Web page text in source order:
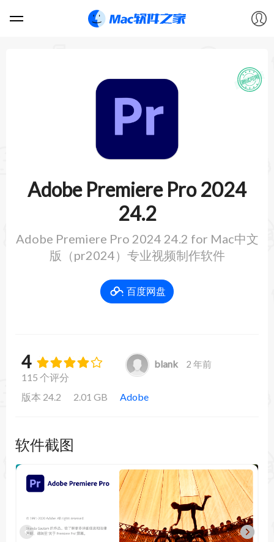
上传
Adobe Premiere Pro 2024
24.2
Adobe Premiere Pro 2024 24.2 for Mac中文
版（pr2024）专业视频制作软件
百度网盘
4
115 个评分
blank 2 年前
版本 24.2 2.01 GB Adobe
软件截图